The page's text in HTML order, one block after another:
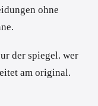
ohne
der spiegel. wer
am original.